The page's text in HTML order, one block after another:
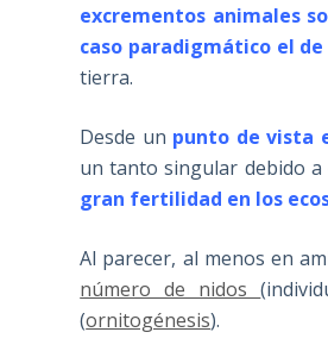
excrementos animales
caso paradigmático el
tierra.
Desde un punto de vista
un tanto singular debido a
gran fertilidad en los
Al parecer, al menos en
número de nidos
(ornitogénesis).